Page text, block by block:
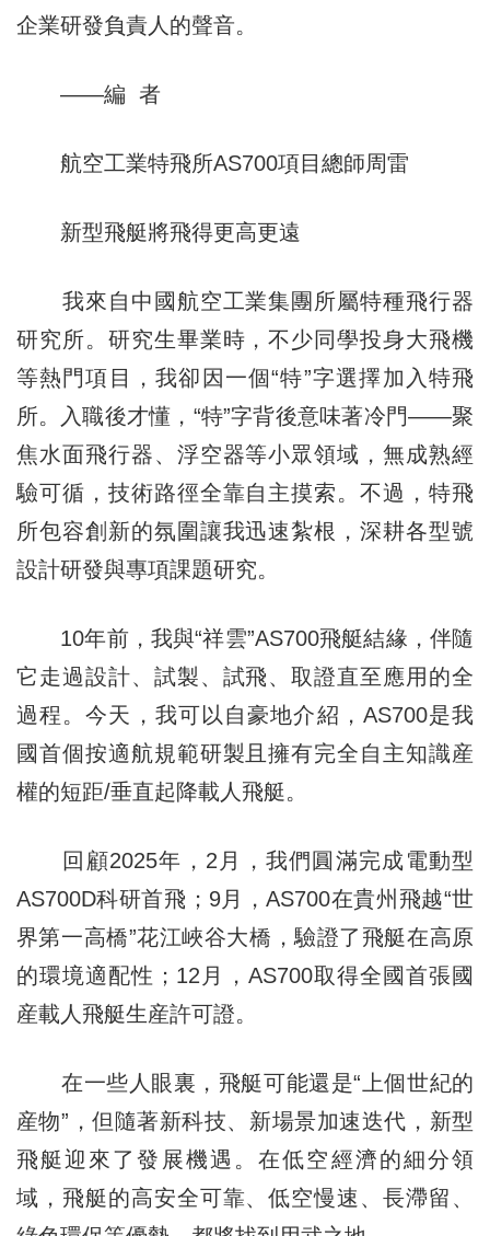
企業研發負責人的聲音。
——編 者
航空工業特飛所AS700項目總師周雷
新型飛艇將飛得更高更遠
我來自中國航空工業集團所屬特種飛行器
研究所。研究生畢業時，不少同學投身大飛機
等熱門項目，我卻因一個“特”字選擇加入特飛
所。入職後才懂，“特”字背後意味著冷門——聚
焦水面飛行器、浮空器等小眾領域，無成熟經
驗可循，技術路徑全靠自主摸索。不過，特飛
所包容創新的氛圍讓我迅速紮根，深耕各型號
設計研發與專項課題研究。
10年前，我與“祥雲”AS700飛艇結緣，伴隨
它走過設計、試製、試飛、取證直至應用的全
過程。今天，我可以自豪地介紹，AS700是我
國首個按適航規範研製且擁有完全自主知識産
權的短距/垂直起降載人飛艇。
回顧2025年，2月，我們圓滿完成電動型
AS700D科研首飛；9月，AS700在貴州飛越“世
界第一高橋”花江峽谷大橋，驗證了飛艇在高原
的環境適配性；12月，AS700取得全國首張國
産載人飛艇生産許可證。
在一些人眼裏，飛艇可能還是“上個世紀的
産物”，但隨著新科技、新場景加速迭代，新型
飛艇迎來了發展機遇。在低空經濟的細分領
域，飛艇的高安全可靠、低空慢速、長滯留、